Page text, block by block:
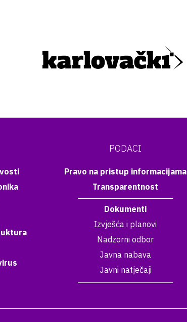
PODACI
Pravo na pristup informacijama
Transparentnost
Dokumenti
Izvješća i planovi
Nadzorni odbor
Javna nabava
Javni natječaji